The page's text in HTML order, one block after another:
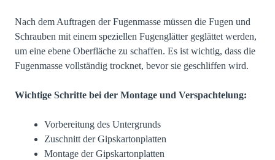
Nach dem Auftragen der Fugenmasse müssen die Fugen und
Schrauben mit einem speziellen Fugenglätter geglättet werden,
um eine ebene Oberfläche zu schaffen. Es ist wichtig, dass die
Fugenmasse vollständig trocknet, bevor sie geschliffen wird.
Wichtige Schritte bei der Montage und Verspachtelung:
Vorbereitung des Untergrunds
Zuschnitt der Gipskartonplatten
Montage der Gipskartonplatten